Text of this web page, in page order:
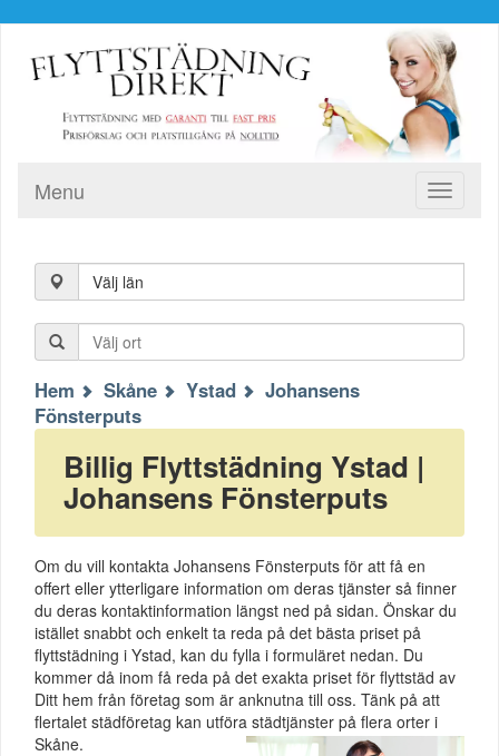
Toggle
Menu
Välj län
Hem Skåne Ystad
Johansens
Fönsterputs
Billig Flyttstädning Ystad |
Johansens Fönsterputs
Om du vill kontakta Johansens Fönsterputs för att få en
offert eller ytterligare information om deras tjänster så finner
du deras kontaktinformation längst ned på sidan. Önskar du
istället snabbt och enkelt ta reda på det bästa priset på
flyttstädning i Ystad, kan du fylla i formuläret nedan. Du
kommer då inom få reda på det exakta priset för flyttstäd av
Ditt hem från företag som är anknutna till oss. Tänk på att
flertalet städföretag kan utföra städtjänster på flera orter i
Skåne.